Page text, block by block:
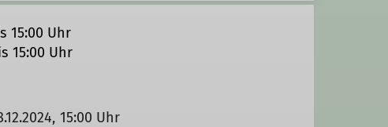
15:00 Uhr
15:00 Uhr
15:00 Uhr